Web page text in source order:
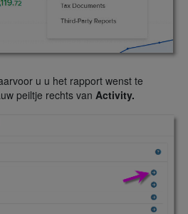
u u het rapport wenst te
peiltje rechts van Activity.